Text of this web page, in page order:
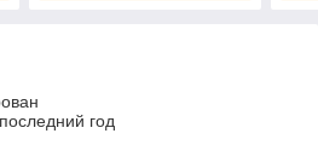
год